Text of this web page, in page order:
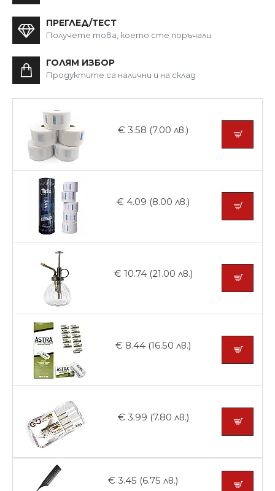
ПРЕГЛЕД/ТЕСТ
Получете това, което сте поръчали
ГОЛЯМ ИЗБОР
Продуктите са налични и на склад
€ 3.58 (7.00 лв.)
€ 4.09 (8.00 лв.)
€ 10.74 (21.00 лв.)
€ 8.44 (16.50 лв.)
€ 3.99 (7.80 лв.)
€ 3.45 (6.75 лв.)